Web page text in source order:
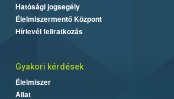
Hatósági jogsegély
Élelmiszermentő Központ
Hírlevél feliratkozás
Gyakori kérdések
Élelmiszer
Állat